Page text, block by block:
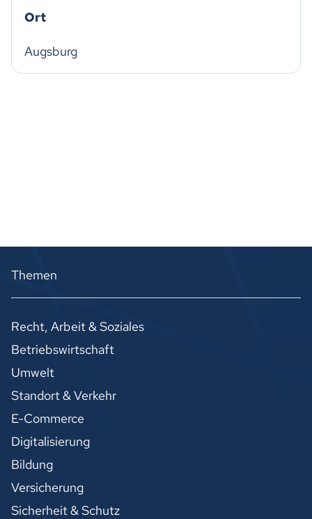
Ort
Augsburg
Themen
Recht, Arbeit & Soziales
Betriebswirtschaft
Umwelt
Standort & Verkehr
E-Commerce
Digitalisierung
Bildung
Versicherung
Sicherheit & Schutz